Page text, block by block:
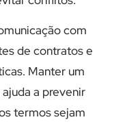
com
de contratos e
Manter um
a prevenir
termos sejam